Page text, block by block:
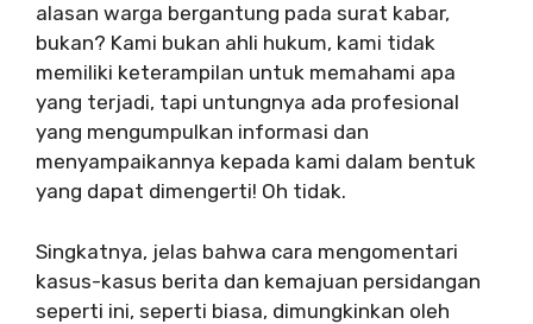
alasan warga bergantung pada surat kabar,
bukan? Kami bukan ahli hukum, kami tidak
memiliki keterampilan untuk memahami apa
yang terjadi, tapi untungnya ada profesional
yang mengumpulkan informasi dan
menyampaikannya kepada kami dalam bentuk
yang dapat dimengerti! Oh tidak.
Singkatnya, jelas bahwa cara mengomentari
kasus-kasus berita dan kemajuan persidangan
seperti ini, seperti biasa, dimungkinkan oleh